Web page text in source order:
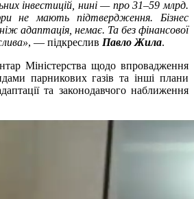
інвестицій, нині — про 31–59 млрд.
не мають підтвердження. Бізнес
адаптація, немає. Та без фінансової
, — підкреслив Павло Жила.
Міністерства щодо впровадження
парникових газів та інші плани
та законодавчого наближення